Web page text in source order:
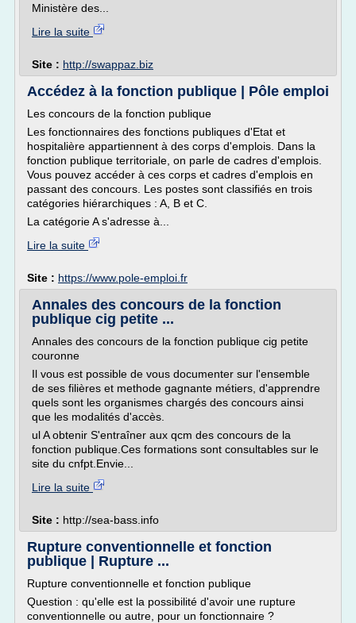
Ministère des...
Lire la suite
Site : http://swappaz.biz
Accédez à la fonction publique | Pôle emploi
Les concours de la fonction publique
Les fonctionnaires des fonctions publiques d'Etat et
hospitalière appartiennent à des corps d'emplois. Dans la
fonction publique territoriale, on parle de cadres d'emplois.
Vous pouvez accéder à ces corps et cadres d'emplois en
passant des concours. Les postes sont classifiés en trois
catégories hiérarchiques : A, B et C.
La catégorie A s'adresse à...
Lire la suite
Site : https://www.pole-emploi.fr
Annales des concours de la fonction
publique cig petite ...
Annales des concours de la fonction publique cig petite
couronne
Il vous est possible de vous documenter sur l'ensemble
de ses filières et methode gagnante métiers, d'apprendre
quels sont les organismes chargés des concours ainsi
que les modalités d'accès.
ul A obtenir S'entraîner aux qcm des concours de la
fonction publique.Ces formations sont consultables sur le
site du cnfpt.Envie...
Lire la suite
Site : http://sea-bass.info
Rupture conventionnelle et fonction
publique | Rupture ...
Rupture conventionnelle et fonction publique
Question : qu'elle est la possibilité d'avoir une rupture
conventionnelle ou autre, pour un fonctionnaire ?